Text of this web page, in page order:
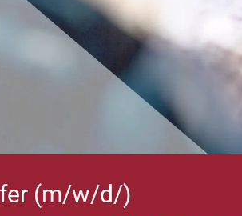
(m/w/d/)